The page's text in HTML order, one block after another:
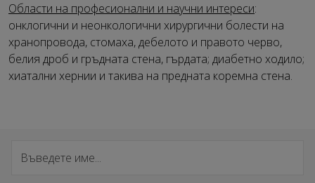
Области на професионални и научни интереси:
онклогични и неонкологични хирургични болести на
хранопровода, стомаха, дебелото и правото черво,
белия дроб и гръдната стена, гърдата; диабетно ходило;
хиатални хернии и такива на предната коремна стена.